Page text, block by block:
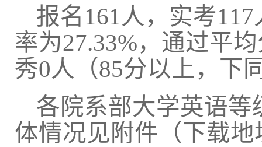
报名 161人，实考
率为27.33%，通过平
秀0人 （85分以上，下
各院系部大学英语
体情况见附件（下载